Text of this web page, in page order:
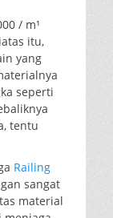
/ m¹
itu,
yang
seperti
tentu
Railing
sangat
material